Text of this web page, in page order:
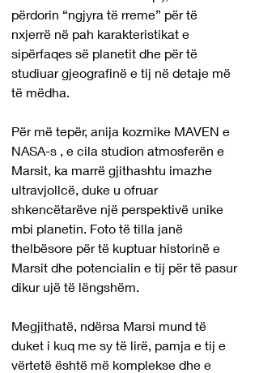
përdorin “ngjyra të rreme” për të
nxjerrë në pah karakteristikat e
sipërfaqes së planetit dhe për të
studiuar gjeografinë e tij në detaje më
të mëdha.
Për më tepër, anija kozmike MAVEN e
NASA-s , e cila studion atmosferën e
Marsit, ka marrë gjithashtu imazhe
ultravjollcë, duke u ofruar
shkencëtarëve një perspektivë unike
mbi planetin. Foto të tilla janë
thelbësore për të kuptuar historinë e
Marsit dhe potencialin e tij për të pasur
dikur ujë të lëngshëm.
Megjithatë, ndërsa Marsi mund të
duket i kuq me sy të lirë, pamja e tij e
vërtetë është më komplekse dhe e